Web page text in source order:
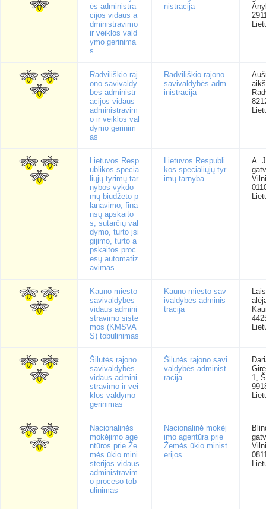
ės administra
cijos vidaus a
dministravimo
ir veiklos vald
ymo gerinima
s
nistracija
Radviliškio raj
ono savivaldy
bės administr
acijos vidaus
administravim
o ir veiklos val
dymo gerinim
as
Radviliškio rajono
savivaldybės adm
inistracija
Lietuvos Resp
ublikos specia
liųjų tyrimų tar
nybos vykdo
mų biudžeto p
lanavimo, fina
nsų apskaito
s, sutarčių val
dymo, turto įsi
gijimo, turto a
pskaitos proc
esų automatiz
avimas
Lietuvos Respubli
kos specialiųjų tyr
imų tarnyba
A.
Kauno miesto
savivaldybės
vidaus admini
stravimo siste
mos (KMSVA
S) tobulinimas
Kauno miesto sav
ivaldybės adminis
tracija
Šilutės rajono
savivaldybės
vidaus admini
stravimo ir vei
klos valdymo
gerinimas
Šilutės rajono savi
valdybės administ
racija
1,
Nacionalinės
mokėjimo age
ntūros prie Že
mės ūkio mini
sterijos vidaus
administravim
o proceso tob
ulinimas
Nacionalinė mokėj
imo agentūra prie
Žemės ūkio minist
erijos